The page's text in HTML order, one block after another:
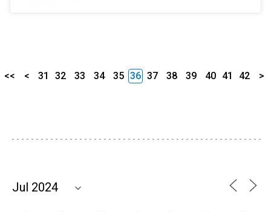
<< < 31 32 33 34 35 36 37 38 39 40 41 42 >